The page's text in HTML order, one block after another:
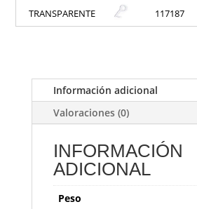
TRANSPARENTE
117187
Información adicional
Valoraciones (0)
INFORMACIÓN
ADICIONAL
Peso